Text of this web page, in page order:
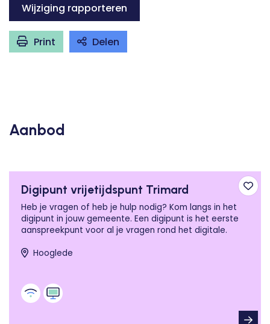
Wijziging rapporteren
Print Delen
Aanbod
Digipunt vrijetijdspunt Trimard
Heb je vragen of heb je hulp nodig? Kom langs in het
digipunt in jouw gemeente. Een digipunt is het eerste
aanspreekpunt voor al je vragen rond het digitale.
Hooglede